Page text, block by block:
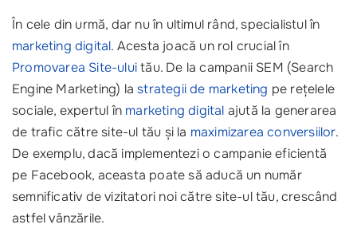
În cele din urmă, dar nu în ultimul rând, specialistul în
marketing digital. Acesta joacă un rol crucial în
Promovarea Site-uluitău. De la campanii SEM (Search
Engine Marketing) lastrategii de marketing pe rețelele
sociale, expertul în marketing digital ajută la generarea
de trafic către site-ul tău și la maximizarea conversiilor.
De exemplu, dacă implementezi o campanie eficientă
pe Facebook, aceasta poate să aducă un număr
semnificativ de vizitatori noi către site-ul tău, crescând
astfel vânzările.